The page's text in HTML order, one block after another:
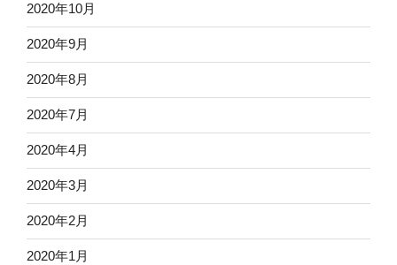
2020年10月
2020年9月
2020年8月
2020年7月
2020年4月
2020年3月
2020年2月
2020年1月